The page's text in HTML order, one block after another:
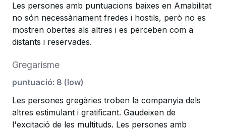
Les persones amb puntuacions baixes en Amabilitat
no són necessàriament fredes i hostils, però no es
mostren obertes als altres i es perceben com a
distants i reservades.
Gregarisme
puntuació: 8 (low)
Les persones gregàries troben la companyia dels
altres estimulant i gratificant. Gaudeixen de
l'excitació de les multituds. Les persones amb